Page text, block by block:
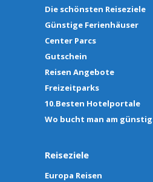
Die schönsten Reiseziele
Günstige Ferienhäuser
Center Parcs
Gutschein
Reisen Angebote
Freizeitparks
10.Besten Hotelportale
Wo bucht man am
Reiseziele
Europa Reisen